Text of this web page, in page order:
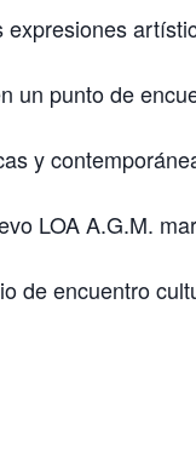
un punto de
y
LOA A.G.M.
de encuentro